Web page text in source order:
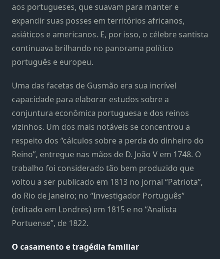
aos portugueses, que suavam para manter e
expandir suas posses em territórios africanos,
asiáticos e americanos. E, por isso, o célebre santista
continuava brilhando no panorama político
português e europeu.
Uma das facetas de Gusmão era sua incrível
capacidade para elaborar estudos sobre a
conjuntura econômica portuguesa e dos reinos
vizinhos. Um dos mais notáveis se concentrou a
respeito dos “cálculos sobre a perda do dinheiro do
Reino”, entregue nas mãos de D. João V em 1748. O
trabalho foi considerado tão bem produzido que
voltou a ser publicado em 1813 no jornal “Patriota”,
do Rio de Janeiro; no “Investigador Português”
(editado em Londres) em 1815 e no “Analista
Portuense”, de 1822.
O casamento e tragédia familiar